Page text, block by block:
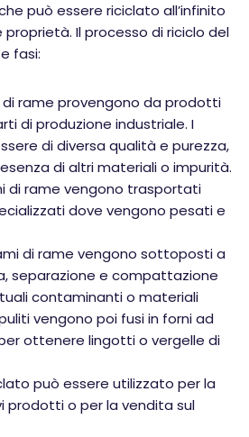
può essere riciclato all’infinito
Il processo di riciclo del
fasi:
rame provengono da prodotti
di produzione industriale. I
di diversa qualità e purezza,
di altri materiali o impurità.
di rame vengono trasportati
dove vengono pesati e
di rame vengono sottoposti a
separazione e compattazione
contaminanti o materiali
vengono poi fusi in forni ad
ottenere lingotti o vergelle di
può essere utilizzato per la
prodotti o per la vendita sul